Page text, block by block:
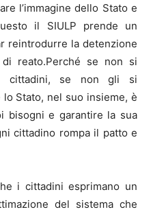
l’immagine dello Stato e
il SIULP prende un
reintrodurre la detenzione
reato.Perché se non si
cittadini, se non gli si
Stato, nel suo insieme, è
bisogni e garantire la sua
cittadino rompa il patto e
i cittadini esprimano un
del sistema che